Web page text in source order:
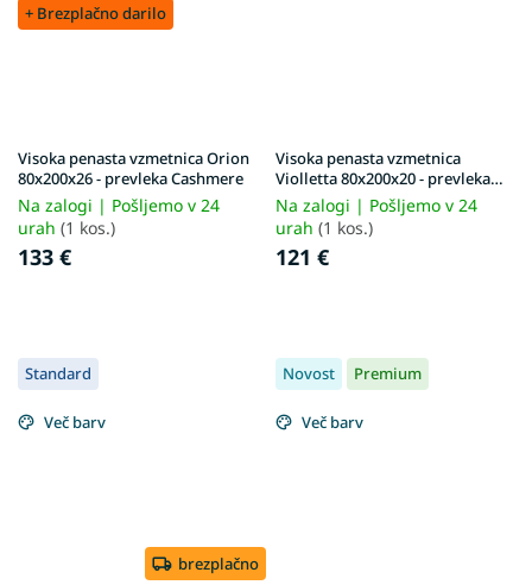
+ Brezplačno darilo
Visoka penasta vzmetnica Orion
80x200x26 - prevleka Cashmere
Na zalogi | Pošljemo v 24
urah (1 kos.)
133 €
Visoka penasta vzmetnica
Violletta 80x200x20 - prevleka
Lavender
Na zalogi | Pošljemo v 24
urah (1 kos.)
121 €
Standard
Več barv
brezplačno
Novost Premium
Več barv